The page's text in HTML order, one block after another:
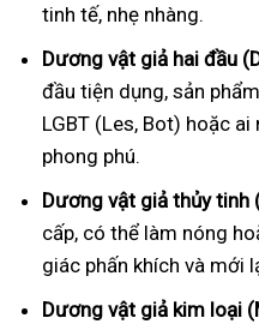
tinh tế, nhẹ nhàng.
Dương vật giả hai đầu
đầu tiện dụng, sản
LGBT (Les, Bot) hoặc
phong phú.
Dương vật giả thủy tinh
cấp, có thể làm nóng
giác phấn khích và mới
Dương vật giả kim loại